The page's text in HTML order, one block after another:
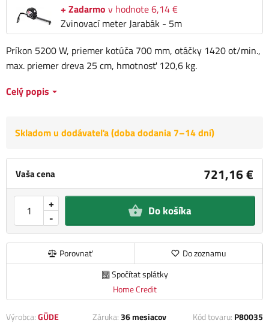
+ Zadarmo v hodnote 6,14 €
Zvinovací meter Jarabák - 5m
Vaša cena 721,16 €
-
+ Do košíka
Porovnať
Do zoznamu
Spočítat splátky
Home Credit
Príkon 5200 W, priemer kotúča 700 mm, otáčky 1420 ot/min.,
max. priemer dreva 25 cm, hmotnosť 120,6 kg.
Celý popis
Skladom u dodávateľa (doba dodania 7–14 dní)
Výrobca:GÜDE Záruka:36 mesiacov Kód tovaru: P80035